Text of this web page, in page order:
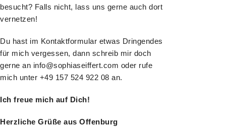
besucht? Falls nicht, lass uns gerne auch dort
vernetzen!
Du hast im Kontaktformular etwas Dringendes
für mich vergessen, dann schreib mir doch
gerne an info@sophiaseiffert.com oder rufe
mich unter +49 157 524 922 08 an.
Ich freue mich auf Dich!
Herzliche Grüße aus Offenburg